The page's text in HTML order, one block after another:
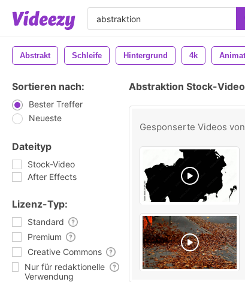
Abstrakt Schleife Hintergrund 4k
Sortieren nach:
Bester Treffer
Neueste
Dateityp
Stock-Video
After Effects
Lizenz-Typ:
Standard
Premium
Creative Commons
Nur für redaktionelle
Verwendung
Abstraktion Stock-Video
Gesponserte Videos von